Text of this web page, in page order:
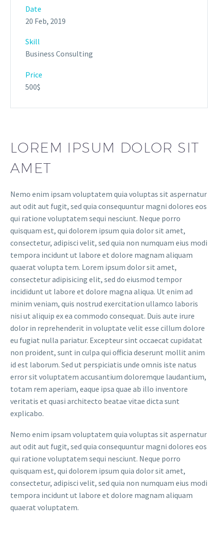
Date
20 Feb, 2019
Skill
Business Consulting
Price
500$
LOREM IPSUM DOLOR SIT
AMET
Nemo enim ipsam voluptatem quia voluptas sit aspernatur
aut odit aut fugit, sed quia consequuntur magni dolores eos
qui ratione voluptatem sequi nesciunt. Neque porro
quisquam est, qui dolorem ipsum quia dolor sit amet,
consectetur, adipisci velit, sed quia non numquam eius modi
tempora incidunt ut labore et dolore magnam aliquam
quaerat volupta tem. Lorem ipsum dolor sit amet,
consectetur adipisicing elit, sed do eiusmod tempor
incididunt ut labore et dolore magna aliqua. Ut enim ad
minim veniam, quis nostrud exercitation ullamco laboris
nisi ut aliquip ex ea commodo consequat. Duis aute irure
dolor in reprehenderit in voluptate velit esse cillum dolore
eu fugiat nulla pariatur. Excepteur sint occaecat cupidatat
non proident, sunt in culpa qui officia deserunt mollit anim
id est laborum. Sed ut perspiciatis unde omnis iste natus
error sit voluptatem accusantium doloremque laudantium,
totam rem aperiam, eaque ipsa quae ab illo inventore
veritatis et quasi architecto beatae vitae dicta sunt
explicabo.
Nemo enim ipsam voluptatem quia voluptas sit aspernatur
aut odit aut fugit, sed quia consequuntur magni dolores eos
qui ratione voluptatem sequi nesciunt. Neque porro
quisquam est, qui dolorem ipsum quia dolor sit amet,
consectetur, adipisci velit, sed quia non numquam eius modi
tempora incidunt ut labore et dolore magnam aliquam
quaerat voluptatem.